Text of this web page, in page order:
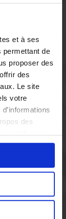
et à ses
permettant de
proposer des
des
Le site
votre
des
refuser ou
via l'onglet
votre
bas des